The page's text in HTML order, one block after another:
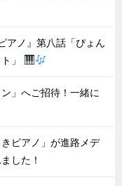
アノ』第八話「ぴょん
」
」へご招待！一緒に
ピアノ」が進路メデ
した！